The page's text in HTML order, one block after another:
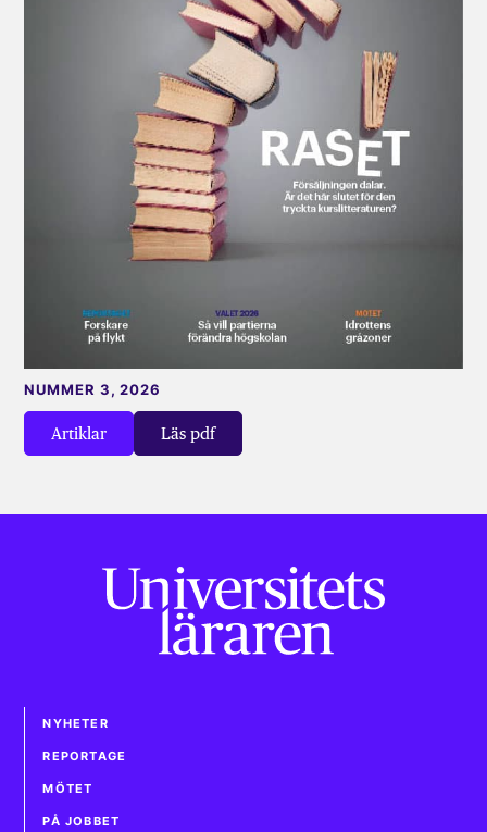
Artiklar Läs pdf
NUMMER 3, 2026
NYHETER
REPORTAGE
MÖTET
PÅ JOBBET